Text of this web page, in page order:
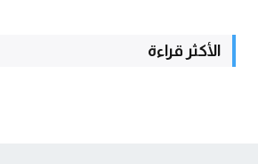
الأكثر قراءة